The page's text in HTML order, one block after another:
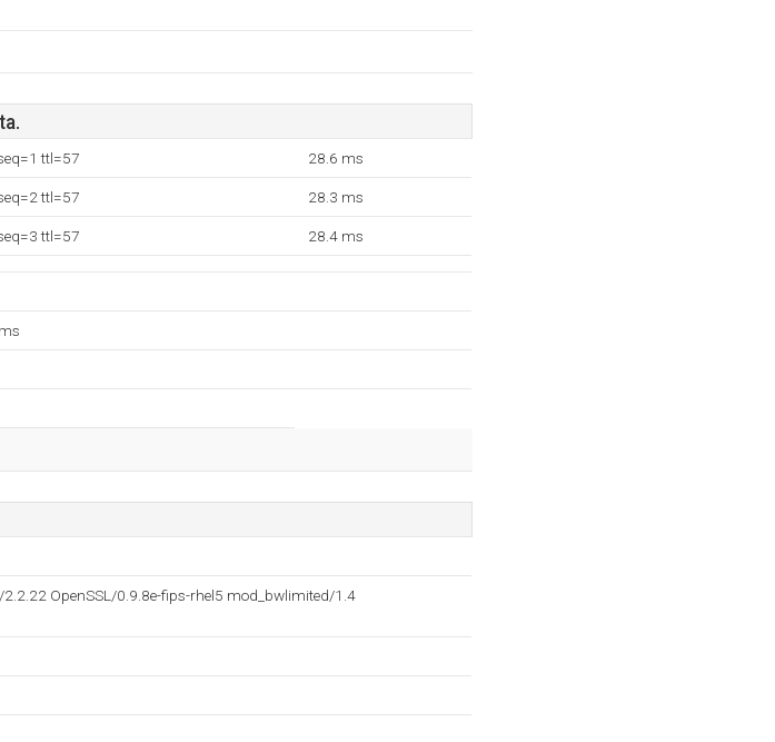
ttl=57 28.6 ms
ttl=57 28.3 ms
ttl=57 28.4 ms
OpenSSL/0.9.8e-fips-rhel5 mod_bwlimited/1.4